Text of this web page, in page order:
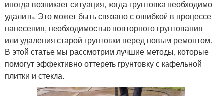
иногда возникает ситуация, когда грунтовка необходимо
удалить. Это может быть связано с ошибкой в процессе
нанесения, необходимостью повторного грунтования
или удаления старой грунтовки перед новым ремонтом.
В этой статье мы рассмотрим лучшие методы, которые
помогут эффективно оттереть грунтовку с кафельной
плитки и стекла.